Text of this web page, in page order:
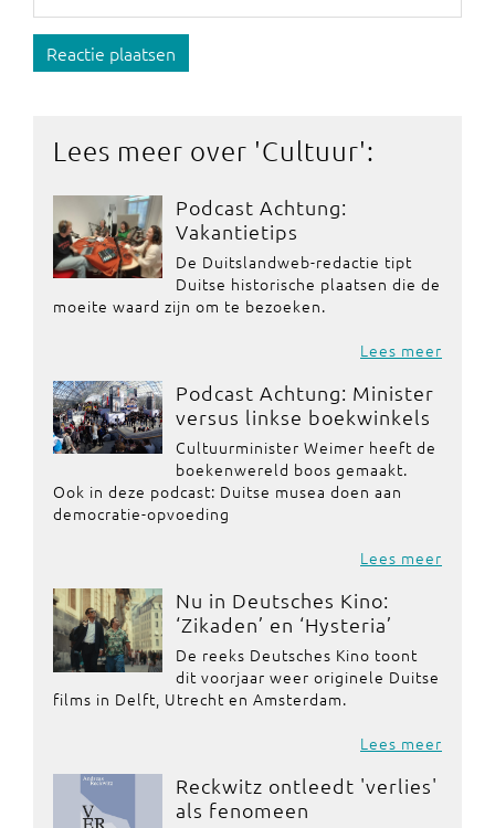
Reactie plaatsen
Lees meer over 'Cultuur':
Podcast Achtung:
Vakantietips
De Duitslandweb-redactie tipt
Duitse historische plaatsen die de
moeite waard zijn om te bezoeken.
Lees meer
Podcast Achtung: Minister
versus linkse boekwinkels
Cultuurminister Weimer heeft de
boekenwereld boos gemaakt.
Ook in deze podcast: Duitse musea doen aan
democratie-opvoeding
Lees meer
Nu in Deutsches Kino:
‘Zikaden’ en ‘Hysteria’
De reeks Deutsches Kino toont
dit voorjaar weer originele Duitse
films in Delft, Utrecht en Amsterdam.
Lees meer
Reckwitz ontleedt 'verlies'
als fenomeen